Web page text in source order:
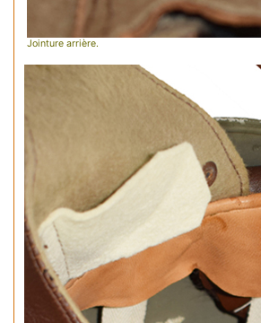
Jointure arrière.